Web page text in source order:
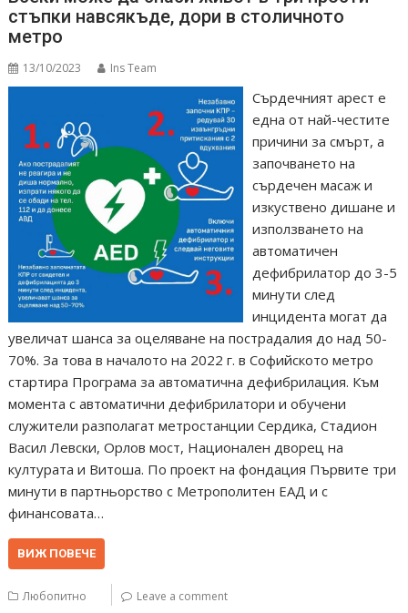
стъпки навсякъде, дори в столичното
метро
13/10/2023 Ins Team
Сърдечният арест е
една от най-честите
причини за смърт, а
започването на
сърдечен масаж и
изкуствено дишане и
използването на
автоматичен
дефибрилатор до 3-5
минути след
инцидента могат да
увеличат шанса за оцеляване на пострадалия до над 50-
70%. За това в началото на 2022 г. в Софийското метро
стартира Програма за автоматична дефибрилация. Към
момента с автоматични дефибрилатори и обучени
служители разполагат метростанции Сердика, Стадион
Васил Левски, Орлов мост, Национален дворец на
културата и Витоша. По проект на фондация Първите три
минути в партньорство с Метрополитен ЕАД и с
финансовата…
ВИЖ ПОВЕЧЕ
Любопитно Leave a comment